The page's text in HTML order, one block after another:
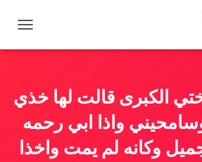
ب
ا
ت
ن
ق
الكبرى قالت لها خذي
واذا ابي رحمه
وكانه لم يمت واخذا